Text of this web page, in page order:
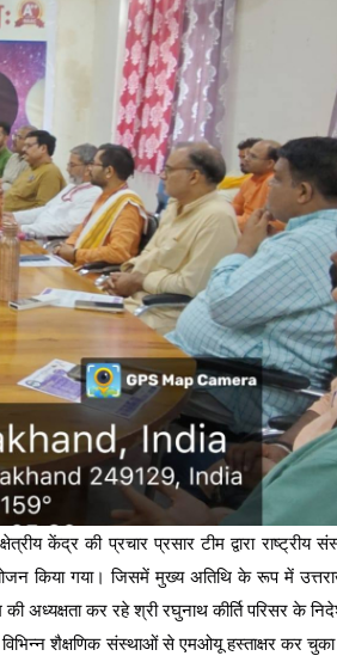
केंद्र की प्रचार प्रसार टीम द्वारा राष्ट्रीय
किया गया। जिसमें मुख्य अतिथि के रूप में
अध्यक्षता कर रहे श्री रघुनाथ कीर्ति परिसर के
शैक्षणिक संस्थाओं से एमओयू हस्ताक्षर कर